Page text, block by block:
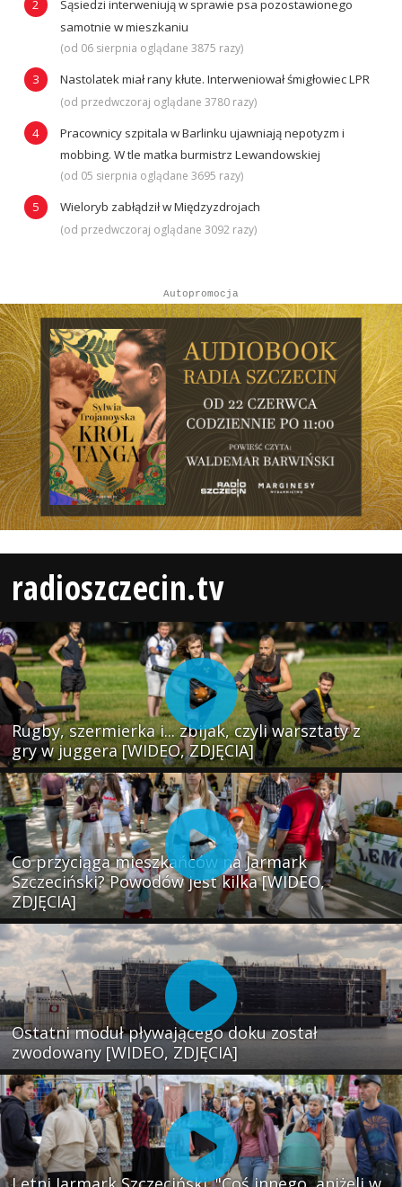
Sąsiedzi interweniują w sprawie psa pozostawionego
samotnie w mieszkaniu
(od 06 sierpnia oglądane 3875 razy)
Nastolatek miał rany kłute. Interweniował śmigłowiec LPR
(od przedwczoraj oglądane 3780 razy)
Pracownicy szpitala w Barlinku ujawniają nepotyzm i
mobbing. W tle matka burmistrz Lewandowskiej
(od 05 sierpnia oglądane 3695 razy)
Wieloryb zabłądził w Międzyzdrojach
(od przedwczoraj oglądane 3092 razy)
Autopromocja
radioszczecin.tv
Rugby, szermierka i... zbijak, czyli warsztaty z
gry w juggera [WIDEO, ZDJĘCIA]
Co przyciąga mieszkańców na Jarmark
Szczeciński? Powodów jest kilka [WIDEO,
ZDJĘCIA]
Ostatni moduł pływającego doku został
zwodowany [WIDEO, ZDJĘCIA]